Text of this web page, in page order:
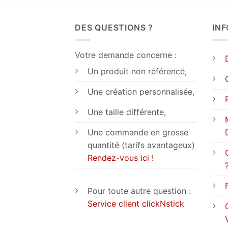
DES QUESTIONS ?
Votre demande concerne :
Un produit non référencé,
Une création personnalisée,
Une taille différente,
Une commande en grosse
quantité (tarifs avantageux)
Rendez-vous ici !
Pour toute autre question :
Service client clickNstick